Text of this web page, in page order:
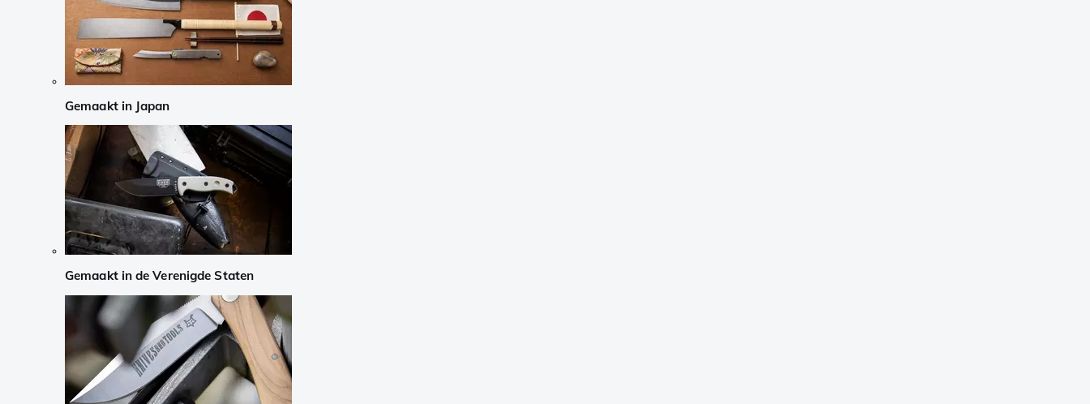
Gemaakt in Japan
Gemaakt in de Verenigde Staten